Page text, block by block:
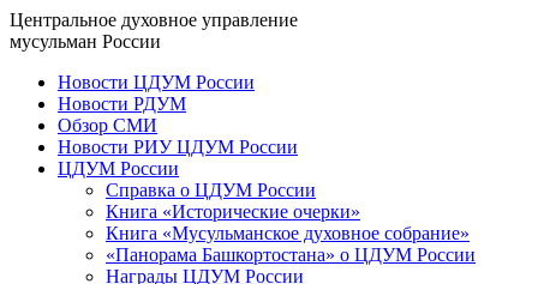
Центральное духовное управление
мусульман России
Новости ЦДУМ России
Новости РДУМ
Обзор СМИ
Новости РИУ ЦДУМ России
ЦДУМ России
Справка о ЦДУМ России
Книга «Исторические очерки»
Книга «Мусульманское духовное собрание»
«Панорама Башкортостана» о ЦДУМ России
Награды ЦДУМ России